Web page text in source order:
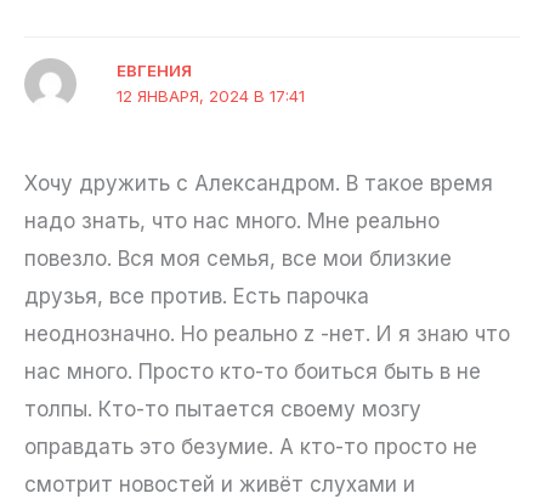
ЕВГЕНИЯ
12 ЯНВАРЯ, 2024 В 17:41
Хочу дружить с Александром. В такое время
надо знать, что нас много. Мне реально
повезло. Вся моя семья, все мои близкие
друзья, все против. Есть парочка
неоднозначно. Но реально z -нет. И я знаю что
нас много. Просто кто-то боиться быть в не
толпы. Кто-то пытается своему мозгу
оправдать это безумие. А кто-то просто не
смотрит новостей и живёт слухами и